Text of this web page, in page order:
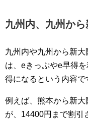
九州内、九州から
九州内や九州から新
は、eきっぷやe早得
得になるという内容で
例えば、熊本から新
が、14400円まで割引